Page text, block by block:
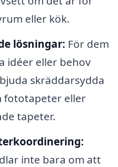
eller kök.
lösningar: För dem
idéer eller behov
skräddarsydda
fototapeter eller
tapeter.
inte bara om att